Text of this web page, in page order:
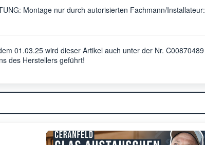
Montage nur durch autorisierten Fachmann/Installateur:
01.03.25 wird dieser Artikel auch unter der Nr. C00870489
des Herstellers geführt!